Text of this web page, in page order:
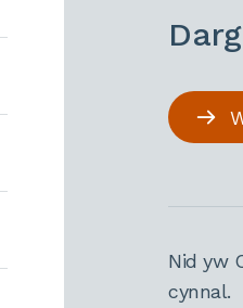
Nid yw
cynnal.